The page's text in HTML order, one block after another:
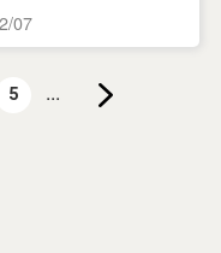
07
5 ...